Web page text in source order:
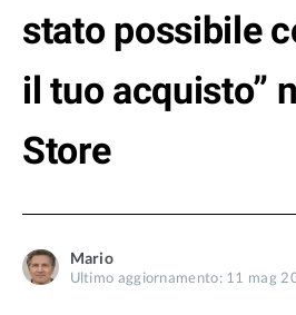
BuhoCleaner
BuhoUnlocker
BuhoRepair
BuhoLaunchpad
Negozio
Blog
Supporto
stato possibile
il tuo acquisto”
Store
Mario
Ultimo aggiornamento: 11 mag